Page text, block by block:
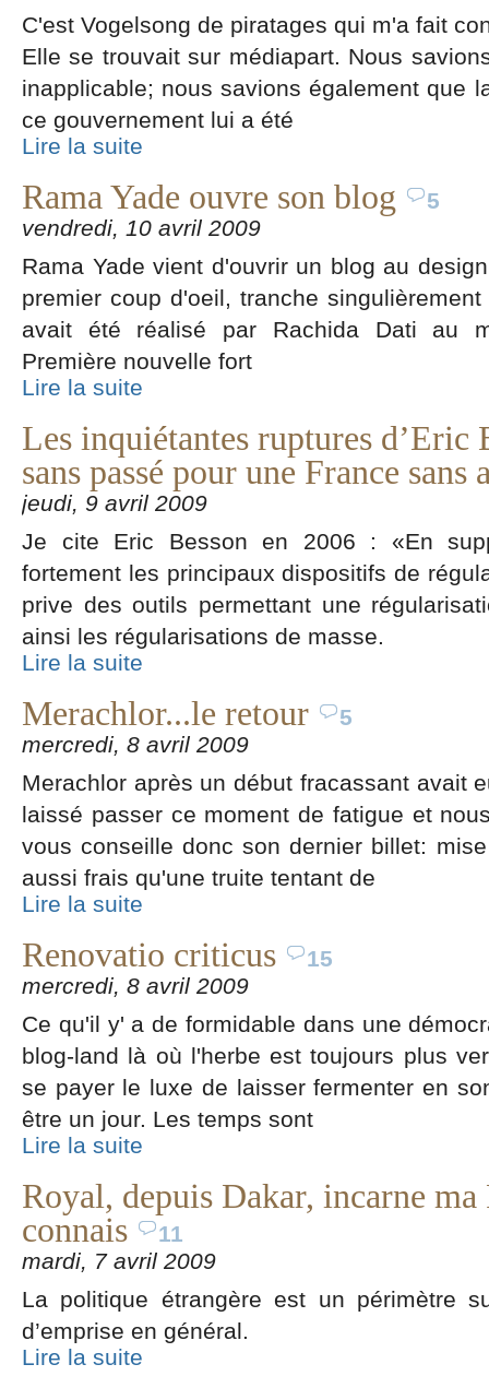
C'est Vogelsong de piratages qui m'a fait
Elle se trouvait sur médiapart. Nous
inapplicable; nous savions également que
ce gouvernement lui a été
Lire la suite
Rama Yade ouvre son blog
5
vendredi, 10 avril 2009
Rama Yade vient d'ouvrir un blog au
premier coup d'oeil, tranche
avait été réalisé par Rachida Dati au
Première nouvelle fort
Lire la suite
Les inquiétantes ruptures d’Eric
sans passé pour une France sans
jeudi, 9 avril 2009
Je cite Eric Besson en 2006 : «En
fortement les principaux dispositifs de
prive des outils permettant une
ainsi les régularisations de masse.
Lire la suite
Merachlor...le retour
5
mercredi, 8 avril 2009
Merachlor après un début fracassant avait
laissé passer ce moment de fatigue et
vous conseille donc son dernier billet:
aussi frais qu'une truite tentant de
Lire la suite
Renovatio criticus
15
mercredi, 8 avril 2009
Ce qu'il y' a de formidable dans une
blog-land là où l'herbe est toujours plus
se payer le luxe de laisser fermenter en
être un jour. Les temps sont
Lire la suite
Royal, depuis Dakar, incarne
connais
11
mardi, 7 avril 2009
La politique étrangère est un périmètre
d’emprise en général.
Lire la suite